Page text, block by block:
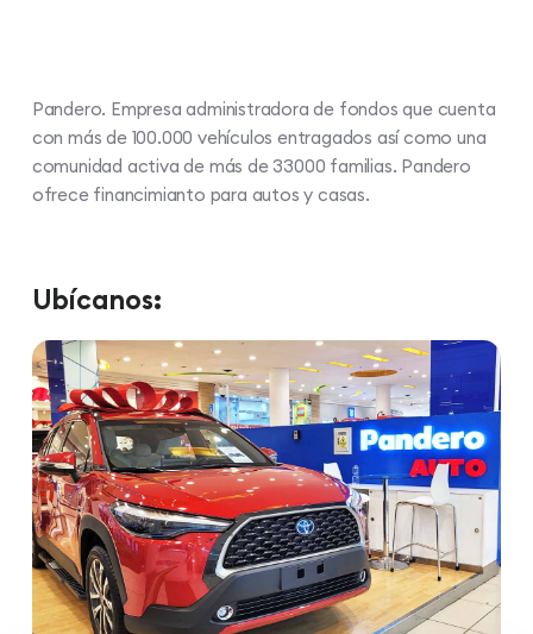
Pandero. Empresa administradora de fondos que cuenta
con más de 100.000 vehículos entragados así como una
comunidad activa de más de 33000 familias. Pandero
ofrece financimianto para autos y casas.
Ubícanos: